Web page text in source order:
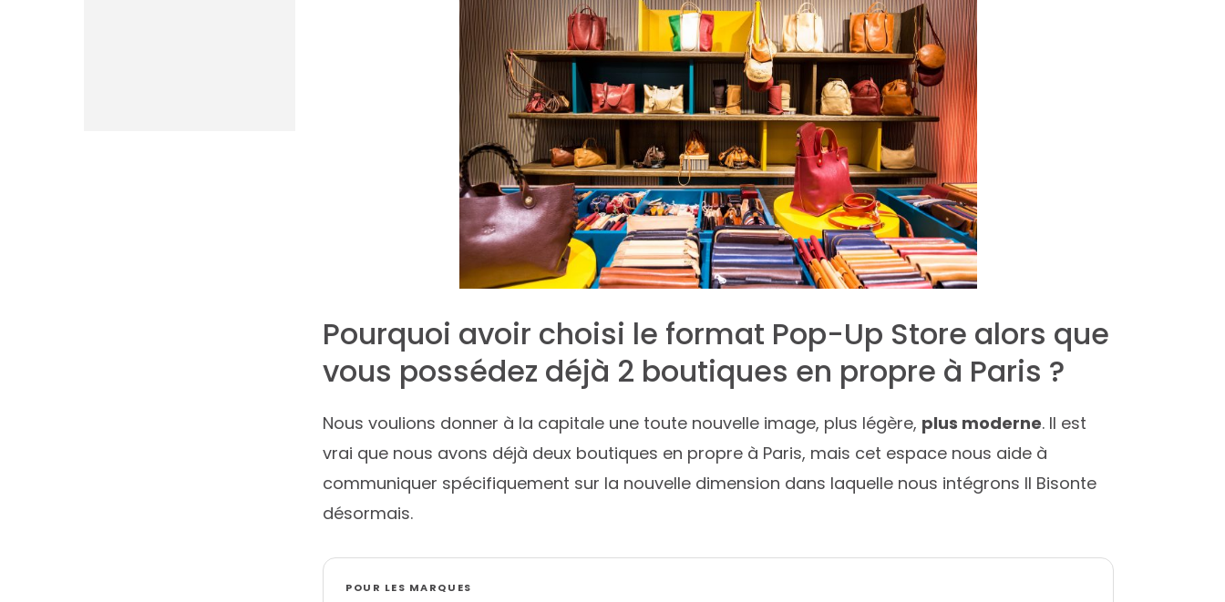
Pourquoi avoir choisi le format Pop-Up Store alors que
vous possédez déjà 2 boutiques en propre à Paris ?
Nous voulions donner à la capitale une toute nouvelle image, plus légère, plus moderne. Il est
vrai que nous avons déjà deux boutiques en propre à Paris, mais cet espace nous aide à
communiquer spécifiquement sur la nouvelle dimension dans laquelle nous intégrons Il Bisonte
désormais.
POUR LES MARQUES